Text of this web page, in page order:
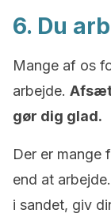
6. Du
Mange af os
arbejde. Afsæt
gør dig glad.
Der er mange
end at
i sandet, giv